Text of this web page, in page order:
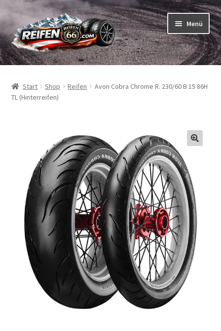
Zur
Navigation
springen
Zum
Inhalt
springen
Menü
Reifen
Schläuche
Marken
Reifentests
Kontakt
Start Shop Reifen
Avon Cobra Chrome R. 230/60 B 15 86H
TL (Hinterreifen)